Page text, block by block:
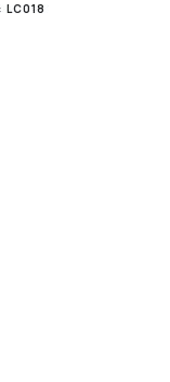
LC018